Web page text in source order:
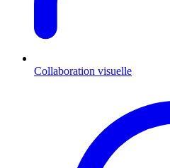
Collaboration visuelle